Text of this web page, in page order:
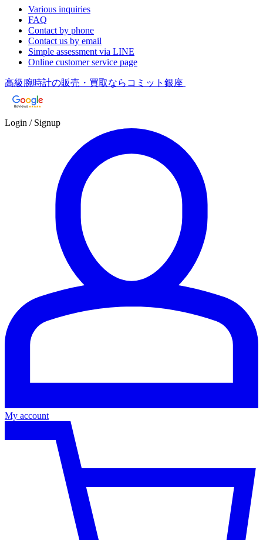
Various inquiries
FAQ
Contact by phone
Contact us by email
Simple assessment via LINE
Online customer service page
高級腕時計の販売・買取ならコミット銀座
Login / Signup
My account